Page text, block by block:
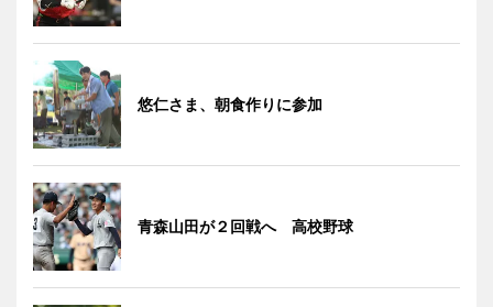
悠仁さま、朝食作りに参加
青森山田が２回戦へ 高校野球